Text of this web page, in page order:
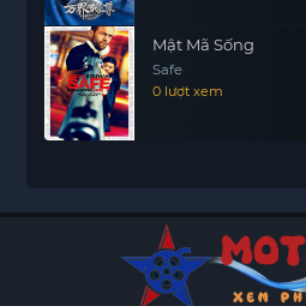
Mật Mã Sống
Safe
0 lượt xem